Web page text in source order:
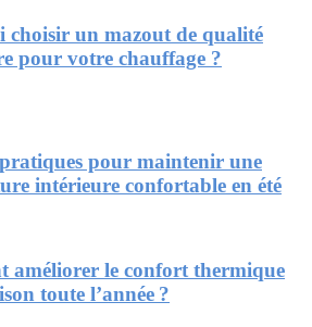
choisir un mazout de qualité
pour votre chauffage ?
pour maintenir une
intérieure confortable en été
améliorer le confort thermique
toute l’année ?